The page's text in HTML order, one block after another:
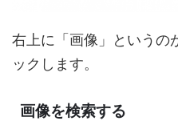
右上に「画像」というの
ックします。
画像を検索する